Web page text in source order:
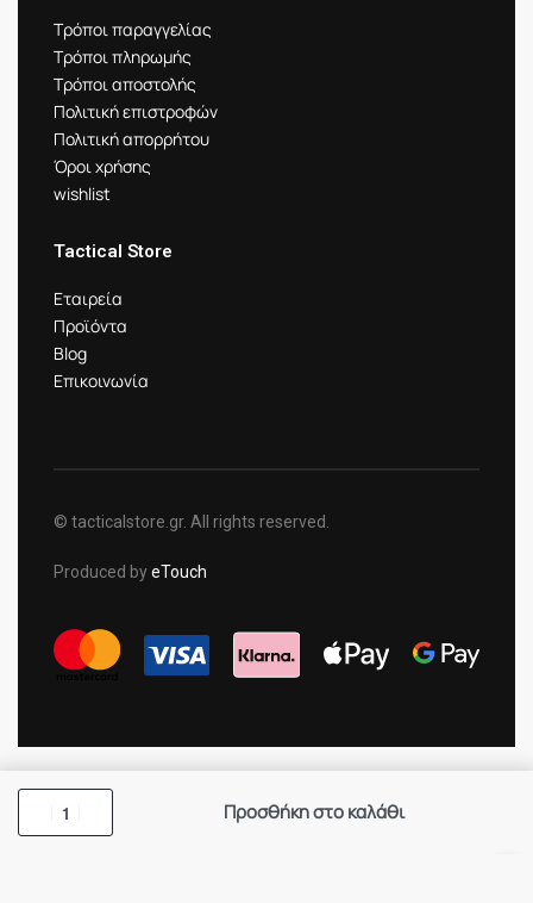
Τρόποι παραγγελίας
Τρόποι πληρωμής
Τρόποι αποστολής
Πολιτική επιστροφών
Πολιτική απορρήτου
Όροι χρήσης
wishlist
Tactical Store
Εταιρεία
Προϊόντα
Blog
Επικοινωνία
© tacticalstore.gr. All rights reserved.
Produced byeTouch
Προσθήκη στο καλάθι